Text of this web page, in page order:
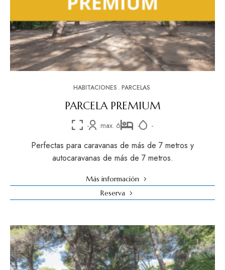
HABITACIONES PARCELAS
PARCELA PREMIUM
- max. 6 - -
Perfectas para caravanas de más de 7 metros y
autocaravanas de más de 7 metros.
Más información
Reserva